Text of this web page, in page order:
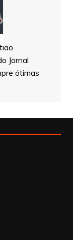
Jornal
ótimas